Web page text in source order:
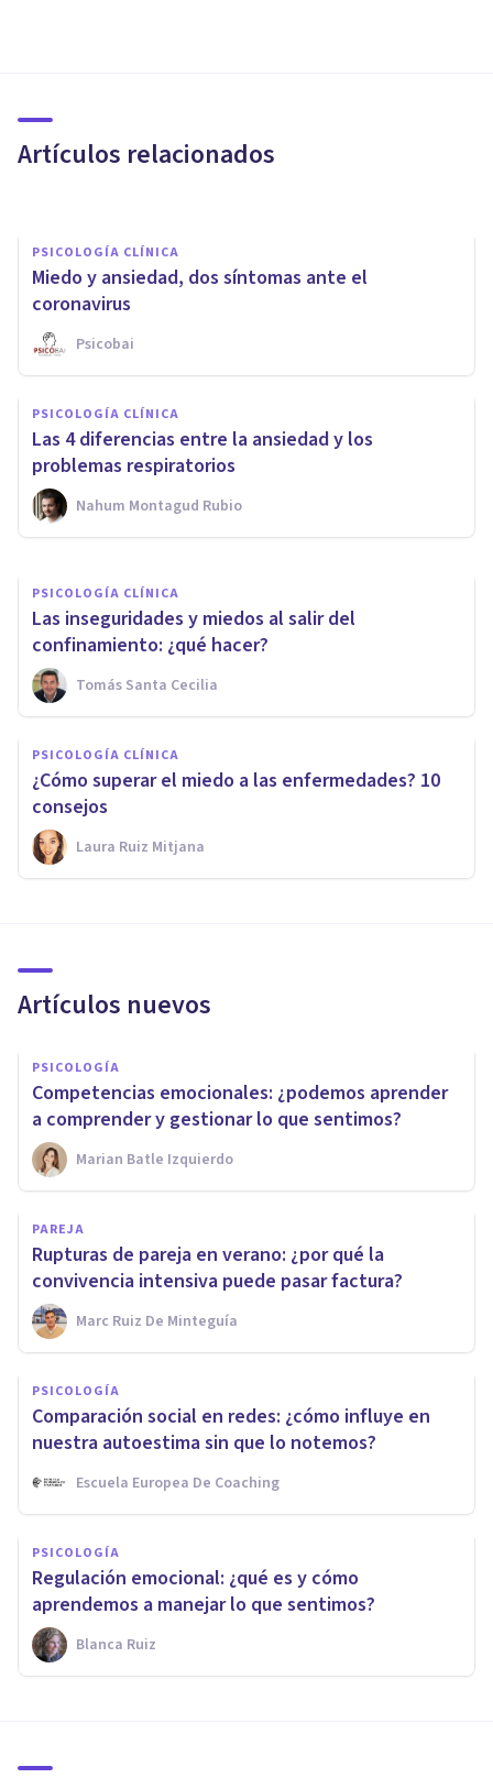
Artículos relacionados
dolores musculares?
PSICOLOGÍA CLÍNICA
Miedo y ansiedad, dos síntomas ante el
coronavirus
Psicobai
PSICOLOGÍA CLÍNICA
Las 4 diferencias entre la ansiedad y los
problemas respiratorios
Nahum Montagud Rubio
PSICOLOGÍA CLÍNICA
¿Cómo influyen los valores y
las creencias al afrontar una
enfermedad?
Barnapsico
PSICOLOGÍA CLÍNICA
Las inseguridades y miedos al salir del
confinamiento: ¿qué hacer?
Tomás Santa Cecilia
PSICOLOGÍA CLÍNICA
¿Cómo superar el miedo a las enfermedades? 10
consejos
Laura Ruiz Mitjana
Artículos nuevos
PSICOLOGÍA
Competencias emocionales: ¿podemos aprender
a comprender y gestionar lo que sentimos?
Marian Batle Izquierdo
PAREJA
Rupturas de pareja en verano: ¿por qué la
convivencia intensiva puede pasar factura?
Marc Ruiz De Minteguía
PSICOLOGÍA
Comparación social en redes: ¿cómo influye en
nuestra autoestima sin que lo notemos?
Escuela Europea De Coaching
PSICOLOGÍA
Regulación emocional: ¿qué es y cómo
aprendemos a manejar lo que sentimos?
Blanca Ruiz